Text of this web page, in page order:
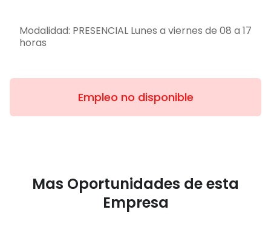
Modalidad: PRESENCIAL Lunes a viernes de 08 a 17
horas
Empleo no disponible
Mas Oportunidades de esta
Empresa